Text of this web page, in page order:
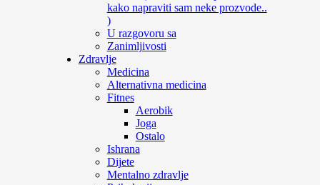
kako napraviti sam neke prozvode..
)
U razgovoru sa
Zanimljivosti
Zdravlje
Medicina
Alternativna medicina
Fitnes
Aerobik
Joga
Ostalo
Ishrana
Dijete
Mentalno zdravlje